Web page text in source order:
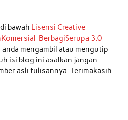
bawah Lisensi Creative
BerbagiSerupa 3.0
anda mengambil atau mengutip
isi blog ini asalkan jangan
asli tulisannya. Terimakasih